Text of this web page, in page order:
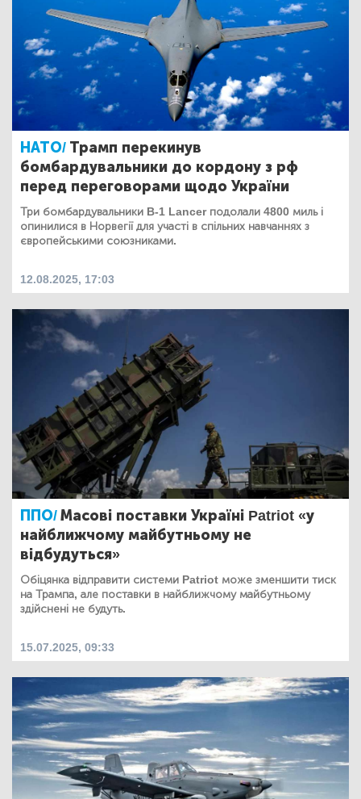
НАТО/ Трамп перекинув
бомбардувальники до кордону з рф
перед переговорами щодо України
Три бомбардувальники B-1 Lancer подолали 4800 миль і
опинилися в Норвегії для участі в спільних навчаннях з
європейськими союзниками.
12.08.2025, 17:03
ППО/Масові поставки Україні Patriot «у
найближчому майбутньому не
відбудуться»
Обіцянка відправити системи Patriot може зменшити тиск
на Трампа, але поставки в найближчому майбутньому
здійснені не будуть.
15.07.2025, 09:33